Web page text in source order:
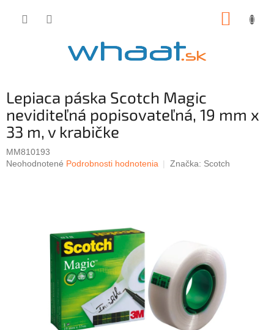
Lepiaca páska Scotch Magic
neviditeľná popisovateľná, 19 mm x
33 m, v krabičke
MM810193
Priemerné
hviezdičiek.
Neohodnotené Podrobnosti hodnotenia Značka: Scotch